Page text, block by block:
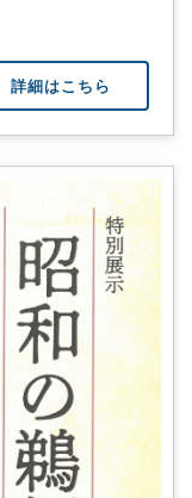
詳細はこちら